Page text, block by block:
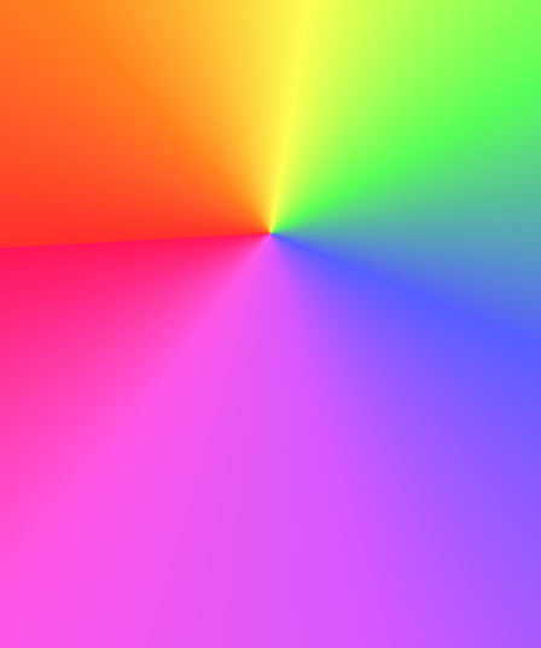
Culturele en Waardenmisalignement
Hoge omloopsnelheid in je potentiële afdeling
Negatieve feedback van huidige werknemers over